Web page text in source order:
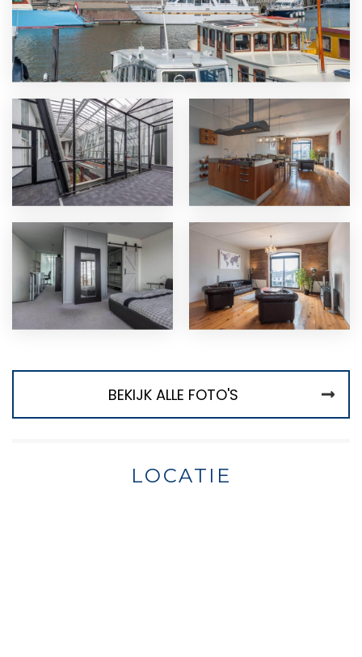
BEKIJK ALLE FOTO'S
LOCATIE